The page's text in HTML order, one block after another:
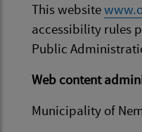
This website
accessibility rules
Public
Web content
Municipality of